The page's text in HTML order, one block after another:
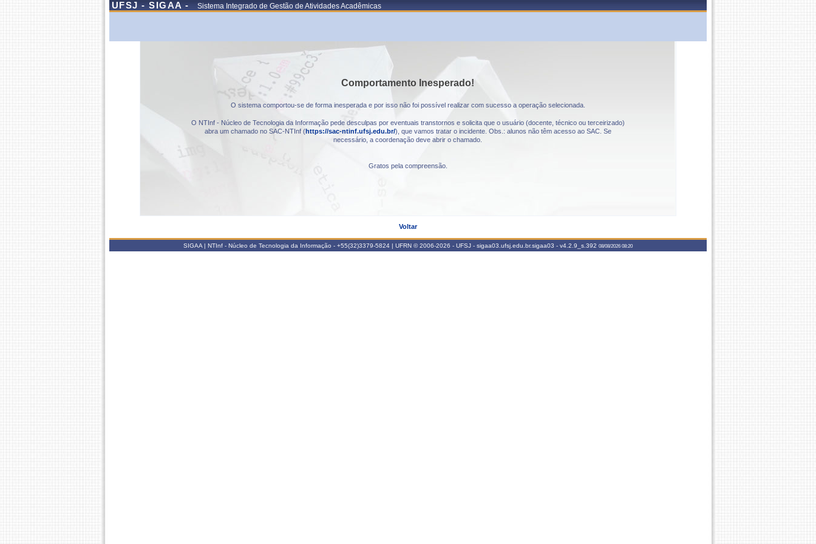
UFSJ - SIGAA - Sistema Integrado de Gestão de Atividades Acadêmicas
Comportamento Inesperado!
O sistema comportou-se de forma inesperada e por isso não foi possível realizar com sucesso a operação selecionada.
O NTInf - Núcleo de Tecnologia da Informação pede desculpas por eventuais transtornos e solicita que o usuário (docente, técnico ou terceirizado)
abra um chamado no SAC-NTInf (https://sac-ntinf.ufsj.edu.br/), que vamos tratar o incidente. Obs.: alunos não têm acesso ao SAC. Se
necessário, a coordenação deve abrir o chamado.
Gratos pela compreensão.
Voltar
SIGAA | NTInf - Núcleo de Tecnologia da Informação - +55(32)3379-5824 | UFRN © 2006-2026 - UFSJ - sigaa03.ufsj.edu.br.sigaa03 - v4.2.9_s.392 08/08/2026 08:20